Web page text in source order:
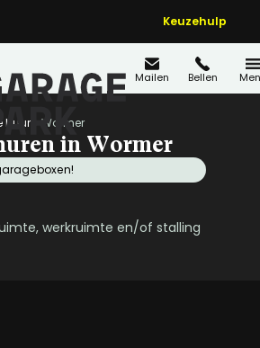
Keuzehulp
Mailen Bellen
buurt Wormer
in Wormer
werkruimte en/of stalling